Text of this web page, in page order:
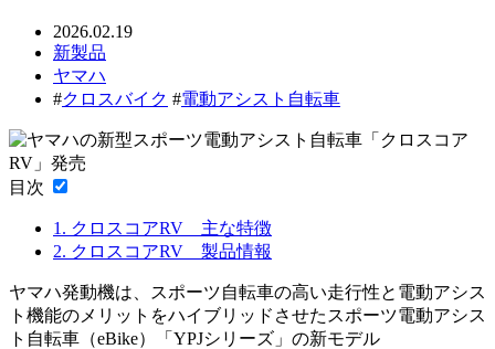
2026.02.19
新製品
ヤマハ
#クロスバイク #電動アシスト自転車
目次
1. クロスコアRV 主な特徴
2. クロスコアRV 製品情報
ヤマハ発動機は、スポーツ自転車の高い走行性と電動アシス
ト機能のメリットをハイブリッドさせたスポーツ電動アシス
ト自転車（eBike）「YPJシリーズ」の新モデル